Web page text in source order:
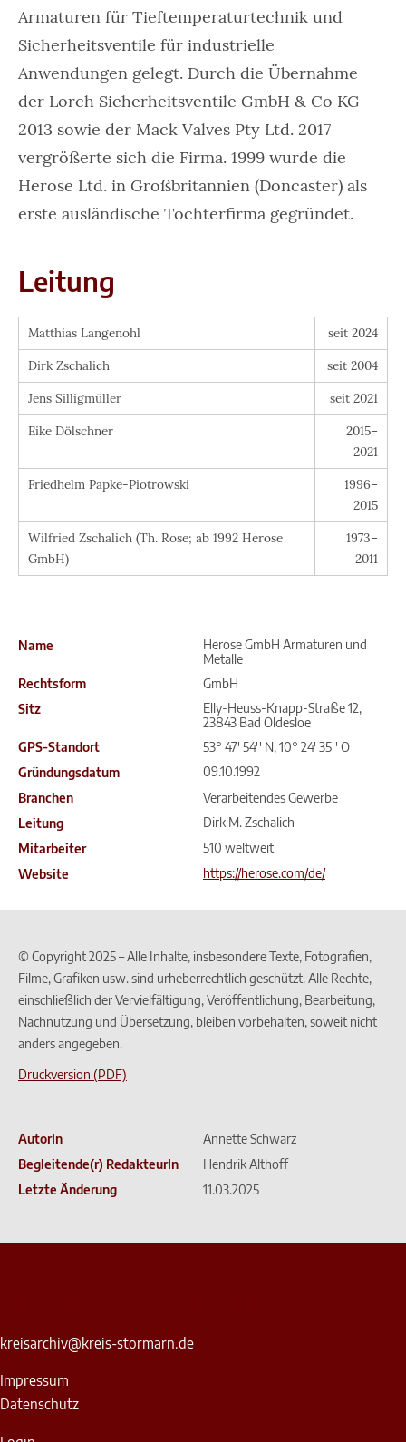
Armaturen für Tieftemperaturtechnik und
Sicherheitsventile für industrielle
Anwendungen gelegt. Durch die Übernahme
der Lorch Sicherheitsventile GmbH & Co KG
2013 sowie der Mack Valves Pty Ltd. 2017
vergrößerte sich die Firma. 1999 wurde die
Herose Ltd. in Großbritannien (Doncaster) als
erste ausländische Tochterfirma gegründet.
Leitung
Matthias Langenohl
seit 2024
Dirk Zschalich
seit 2004
Jens Silligmüller
seit 2021
Eike Dölschner
2015–
2021
Friedhelm Papke-Piotrowski
1996–
2015
Wilfried Zschalich (Th. Rose; ab 1992 Herose
GmbH)
1973–
2011
Name
Herose GmbH Armaturen und
Metalle
Rechtsform
GmbH
Sitz
Elly-Heuss-Knapp-Straße 12,
23843 Bad Oldesloe
GPS-Standort
53° 47' 54'' N, 10° 24' 35'' O
Gründungsdatum
09.10.1992
Branchen
Verarbeitendes Gewerbe
Leitung
Dirk M. Zschalich
Mitarbeiter
510 weltweit
Website
https://herose.com/de/
© Copyright 2025 – Alle Inhalte, insbesondere Texte, Fotografien,
Filme, Grafiken usw. sind urheberrechtlich geschützt. Alle Rechte,
einschließlich der Vervielfältigung, Veröffentlichung, Bearbeitung,
Nachnutzung und Übersetzung, bleiben vorbehalten, soweit nicht
anders angegeben.
Druckversion (PDF)
AutorIn
Annette Schwarz
Begleitende(r) RedakteurIn
Hendrik Althoff
Letzte Änderung
11.03.2025
kreisarchiv@kreis-stormarn.de
Impressum
Datenschutz